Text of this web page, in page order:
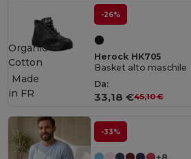
-26%
Herock HK705
Basket alto maschile
Da:
33,18 €45,10 €
Organic
Cotton
Made
in FR
-33%